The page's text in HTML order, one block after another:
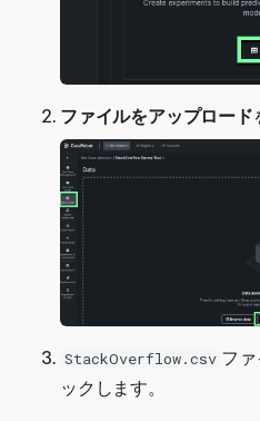
ファイルをアップロード
StackOverflow.csv ファ
ックします。